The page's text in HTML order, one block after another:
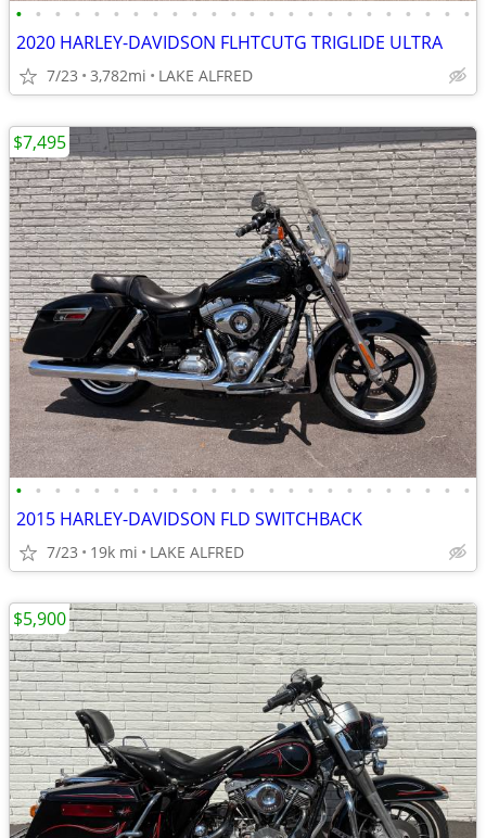
• • • • • • • • • • • • • • • • • • • • • • • •
2020 HARLEY-DAVIDSON FLHTCUTG TRIGLIDE ULTRA
7/23 3,782mi LAKE ALFRED
• • • • • • • • • • • • • • • • • • • • • • • •
2015 HARLEY-DAVIDSON FLD SWITCHBACK
7/23 19k mi LAKE ALFRED
$7,495
$5,900